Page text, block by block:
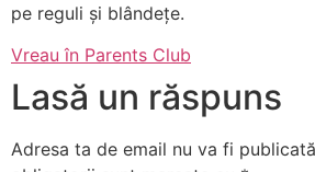
pe reguli și blândețe.
Vreau în Parents Club
Lasă un răspuns
Adresa ta de email nu va fi